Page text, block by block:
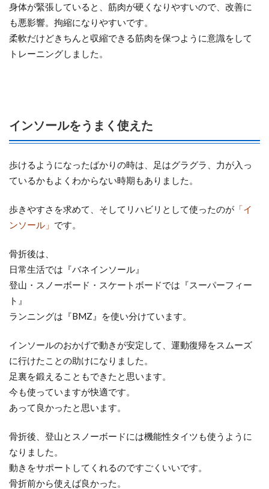
身体が緊張していると、筋肉が硬くなりやすいので、改善に
も悪影響。拘縮になりやすいです。
柔軟だけどきちんと収縮できる筋肉を保つように意識をして
トレーニングしました。
インソールをうまく使えた
歩けるようになったばかりの時は、足はグラグラ、力が入っ
ているかもよくわからない時期もありました。
歩きやすさを求めて、そしてリハビリとして使ったのが 「イ
ンソール」 です。
骨折後は、
日常生活では『バネインソール』
登山・スノーボード・スケートボードでは『スーパーフィー
ト』
ランニングは『BMZ』を使い分けています。
インソールのおかげで動きが安定して、運動復帰をスムーズ
に行けたことの助けになりました。
足裏を鍛えることもできたと思います。
今も使っていますが快適です。
あって良かったと思います。
骨折後、登山とスノーボードには機能性タイツも使うように
なりました。
動きをサポートしてくれるのですごくいいです。
骨折前から使えば良かった。